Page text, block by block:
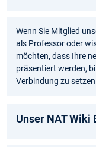
Wenn Sie Mitglied
als Professor oder
möchten, dass Ihre
präsentiert werden,
Verbindung zu
Unser NAT Wiki